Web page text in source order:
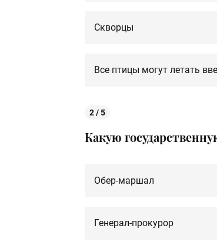
Скворцы
Все птицы могут летать
2 / 5
Какую
Обер-маршал
Генерал-прокурор